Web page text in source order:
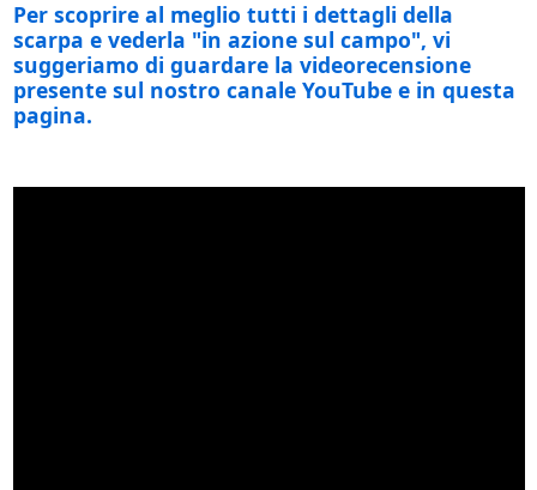
Per scoprire al meglio tutti i dettagli della
scarpa e vederla "in azione sul campo", vi
suggeriamo di guardare la videorecensione
presente sul nostro canale YouTube e in questa
pagina.